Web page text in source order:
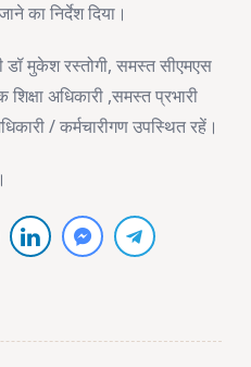
का निर्देश दिया।
डॉ मुकेश रस्तोगी, समस्त सीएमएस
अधिकारी ,समस्त प्रभारी
/ कर्मचारीगण उपस्थित रहें।